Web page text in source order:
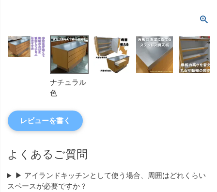
ナチュラル
色
レビューを書く
よくあるご質問
▶ アイランドキッチンとして使う場合、周囲はどれくらい
スペースが必要ですか？